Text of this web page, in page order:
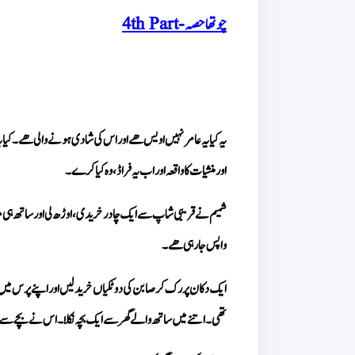
چوتھا حصہ - 4th Part
اور منشیات کا واقعہ اور اب یہ فراڈ، وہ کیا کرے۔
واپس جا رہی ھے۔
تھی۔ اتنے میں ساتھ والے گھر سے ایک بچہ نکلا۔ اس نے بچے